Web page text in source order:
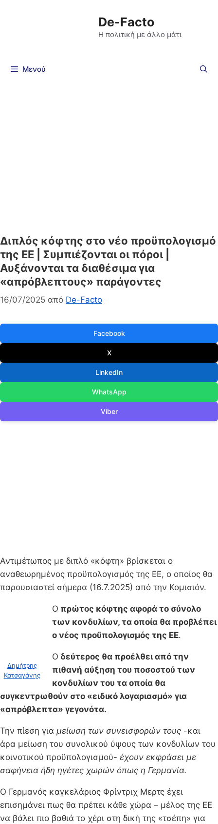
De-Facto
Η πολιτική με άλλο μάτι
Μενού
Διπλός κόφτης στο νέο προϋπολογισμό
της ΕΕ | Συμπιέζονται οι πόροι |
Αυξάνονται τα διαθέσιμα για
«απρόβλεπτους» παράγοντες
16/07/2025 από De-Facto
Facebook
X
LinkedIn
WhatsApp
Viber
Αντιμέτωπος με διπλό «κόφτη» βρίσκεται ο
αναθεωρημένος προϋπολογισμός της ΕΕ, ο οποίος θα
παρουσιαστεί σήμερα (16.7.2025) από την Κομισιόν.
Δημήτρης
Κατσαγάνης
Ο πρώτος κόφτης αφορά το σύνολο
των κονδυλίων, τα οποία θα προβλέπει
ο νέος προϋπολογισμός της ΕΕ.
O δεύτερος θα προέλθει από την
πιθανή αύξηση του ποσοστού των
κονδυλίων του τα οποία θα
συγκεντρωθούν στο «ειδικό λογαριασμό» για
«απρόβλεπτα» γεγονότα.
Την πίεση για μείωση των συνεισφορών τους -και
άρα μείωση του συνολικού ύψους των κονδυλίων του
κοινοτικού προϋπολογισμού- έχoυν εκφράσει με
σαφήνεια ήδη ηγέτες χωρών όπως η Γερμανία.
Ο Γερμανός καγκελάριος Φρίντριχ Μερτς έχει
επισημάνει πως θα πρέπει κάθε χώρα – μέλος της ΕΕ
να βάλει πιο βαθιά το χέρι στη δική της «τσέπη» για